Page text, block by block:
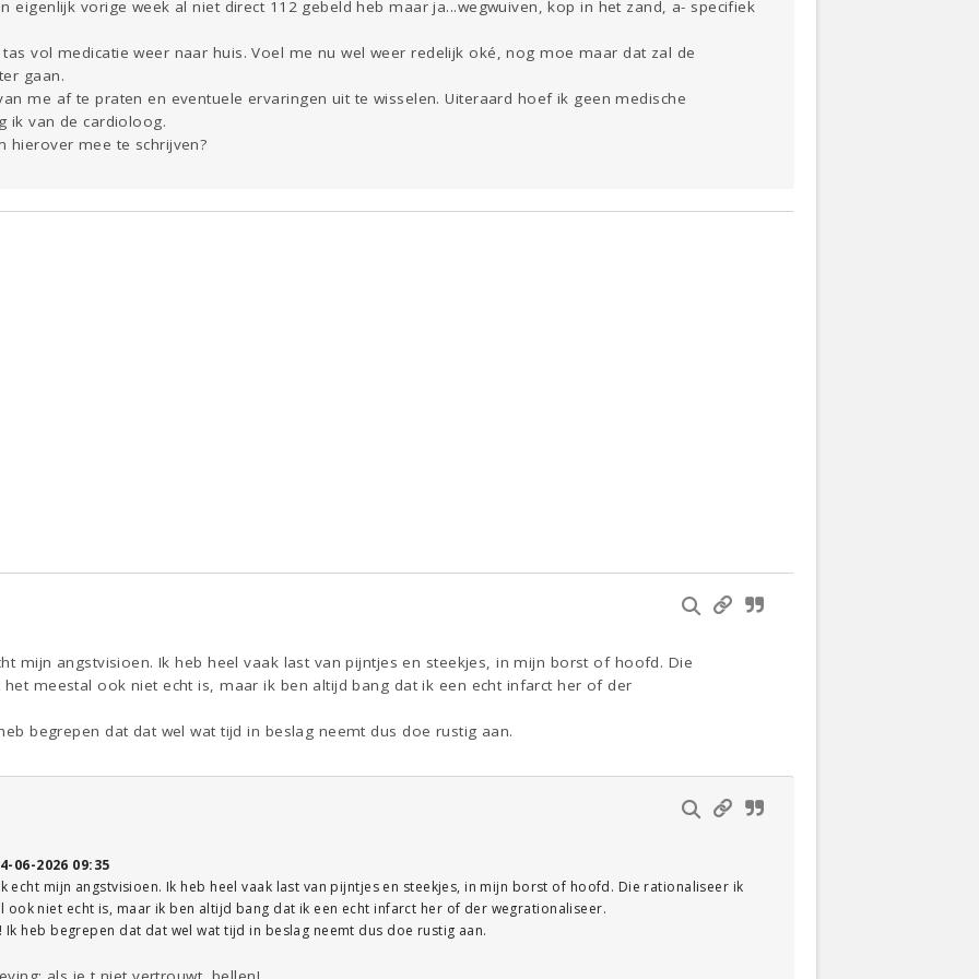
eigenlijk vorige week al niet direct 112 gebeld heb maar ja...wegwuiven, kop in het zand, a- specifiek
vol medicatie weer naar huis. Voel me nu wel weer redelijk oké, nog moe maar dat zal de
gaan.
me af te praten en eventuele ervaringen uit te wisselen. Uiteraard hoef ik geen medische
ik van de cardioloog.
hierover mee te schrijven?
mijn angstvisioen. Ik heb heel vaak last van pijntjes en steekjes, in mijn borst of hoofd. Die
meestal ook niet echt is, maar ik ben altijd bang dat ik een echt infarct her of der
begrepen dat dat wel wat tijd in beslag neemt dus doe rustig aan.
06-2026 09:35
echt mijn angstvisioen. Ik heb heel vaak last van pijntjes en steekjes, in mijn borst of hoofd. Die rationaliseer ik
ook niet echt is, maar ik ben altijd bang dat ik een echt infarct her of der wegrationaliseer.
Ik heb begrepen dat dat wel wat tijd in beslag neemt dus doe rustig aan.